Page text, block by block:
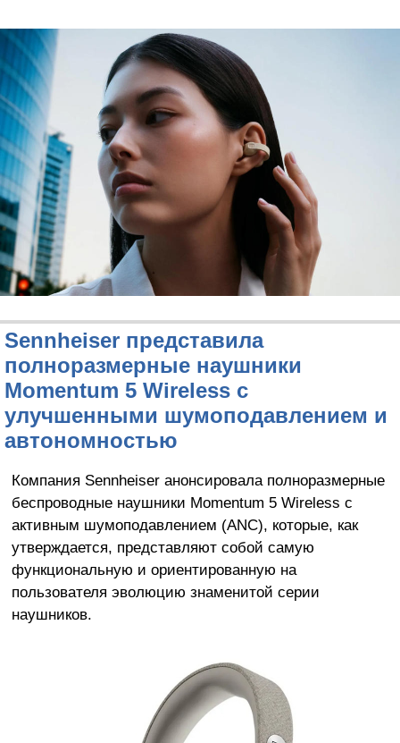
Sennheiser представила
полноразмерные наушники
Momentum 5 Wireless с
улучшенными шумоподавлением и
автономностью
Компания Sennheiser анонсировала полноразмерные
беспроводные наушники Momentum 5 Wireless с
активным шумоподавлением (ANC), которые, как
утверждается, представляют собой самую
функциональную и ориентированную на
пользователя эволюцию знаменитой серии
наушников.